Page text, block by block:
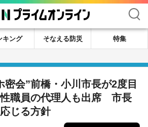
検索
キング そなえる防災
特集
密会”前橋・小川市長が2度目
職員の代理人も出席 市長
じる方針